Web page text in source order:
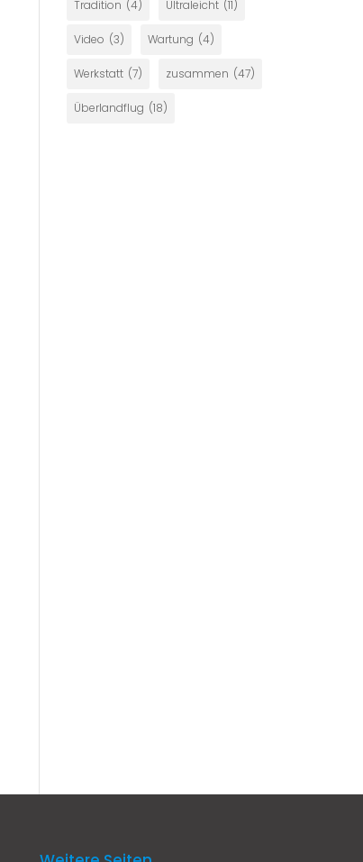
Tradition (4) Ultraleicht (11)
Video (3) Wartung (4)
Werkstatt (7) zusammen (47)
Überlandflug (18)